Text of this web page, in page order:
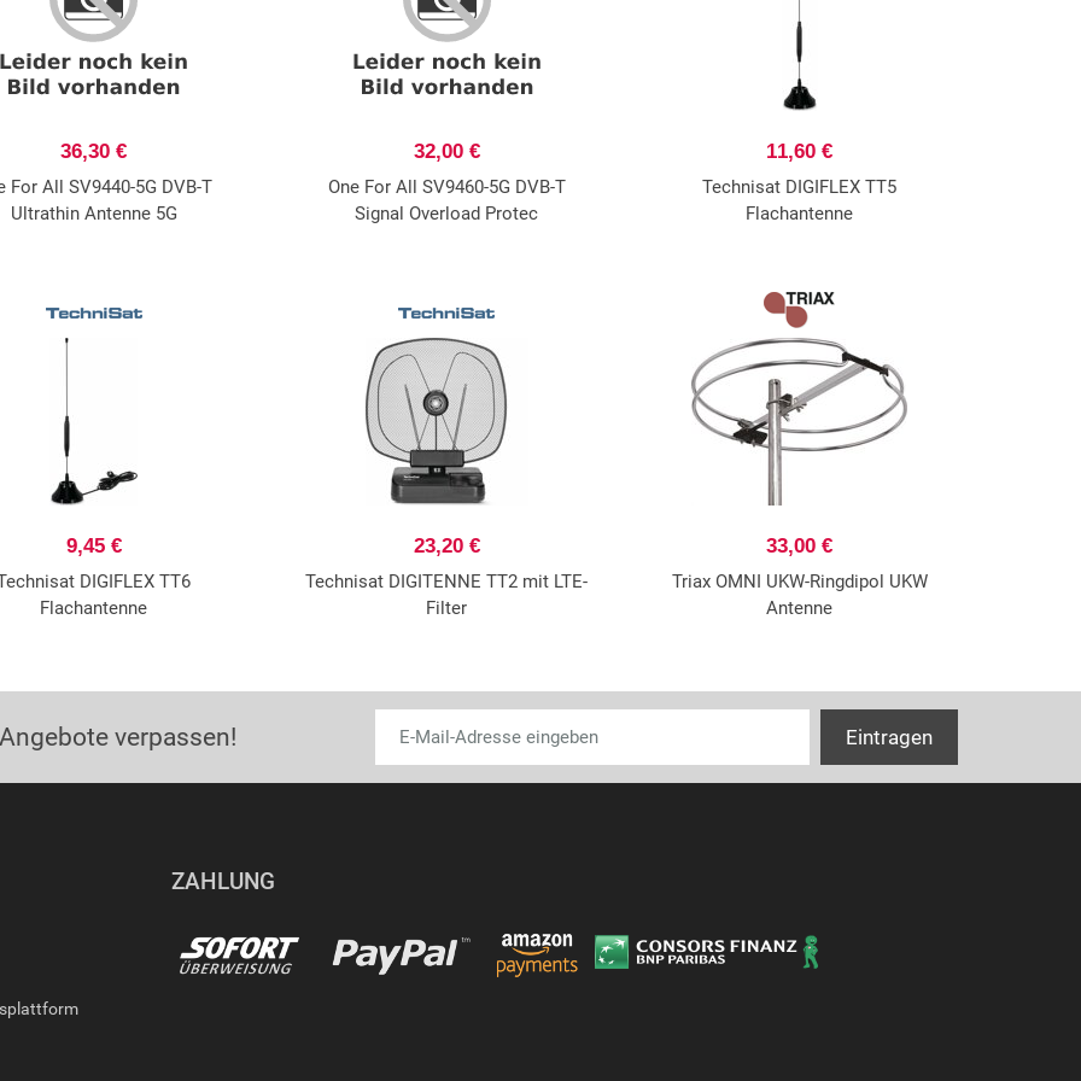
36,30 €
For All SV9440-5G DVB-T
Ultrathin Antenne 5G
32,00 €
One For All SV9460-5G DVB-T
Signal Overload Protec
11,60 €
Technisat DIGIFLEX TT5
Flachantenne
9,45 €
DIGIFLEX TT6
Flachantenne
23,20 €
Technisat DIGITENNE TT2 mit LTE-
Filter
33,00 €
Triax OMNI UKW-Ringdipol UKW
Antenne
verpassen!
ZAHLUNG